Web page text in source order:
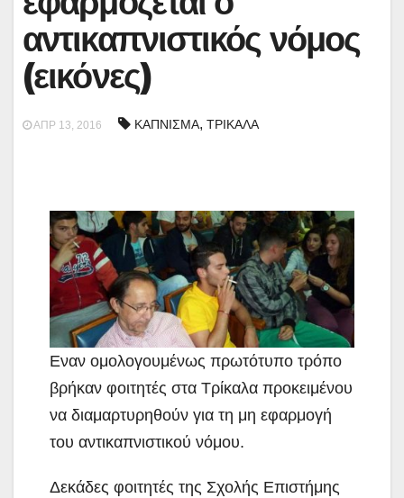
αντικαπνιστικός νόμος
(εικόνες)
ΑΠΡ 13, 2016 ΚΑΠΝΙΣΜΑ, ΤΡΙΚΑΛΑ
Εναν ομολογουμένως πρωτότυπο τρόπο
βρήκαν φοιτητές στα Τρίκαλα προκειμένου
να διαμαρτυρηθούν για τη μη εφαρμογή
του αντικαπνιστικού νόμου.
Δεκάδες φοιτητές της Σχολής Επιστήμης